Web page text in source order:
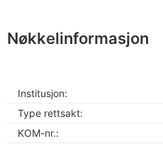
Nøkkelinformasjon
Institusjon:
Type rettsakt:
KOM-nr.: